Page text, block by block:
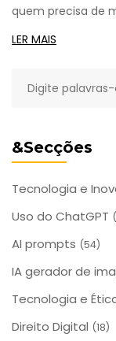
&Secções
Tecnologia e
Uso do ChatGPT
AI prompts (54)
IA gerador de
Tecnologia e
Direito Digital (18)
quem precisa de
LER MAIS